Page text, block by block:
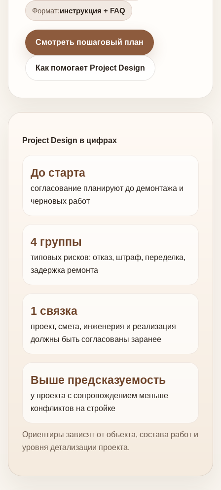
Формат:инструкция + FAQ
Смотреть пошаговый план
Как помогает Project Design
Project Design в цифрах
До старта
согласование планируют до демонтажа и
черновых работ
4 группы
типовых рисков: отказ, штраф, переделка,
задержка ремонта
1 связка
проект, смета, инженерия и реализация
должны быть согласованы заранее
Выше предсказуемость
у проекта с сопровождением меньше
конфликтов на стройке
Ориентиры зависят от объекта, состава работ и
уровня детализации проекта.